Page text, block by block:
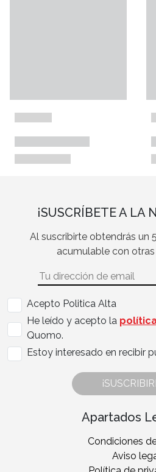
¡SUSCRÍBETE A LA
Al suscribirte obtendrás un
acumulable con
Acepto Politica Alta
He leído y acepto la
Quomo.
Estoy interesado en recibir
Apartados
Condiciones
Aviso